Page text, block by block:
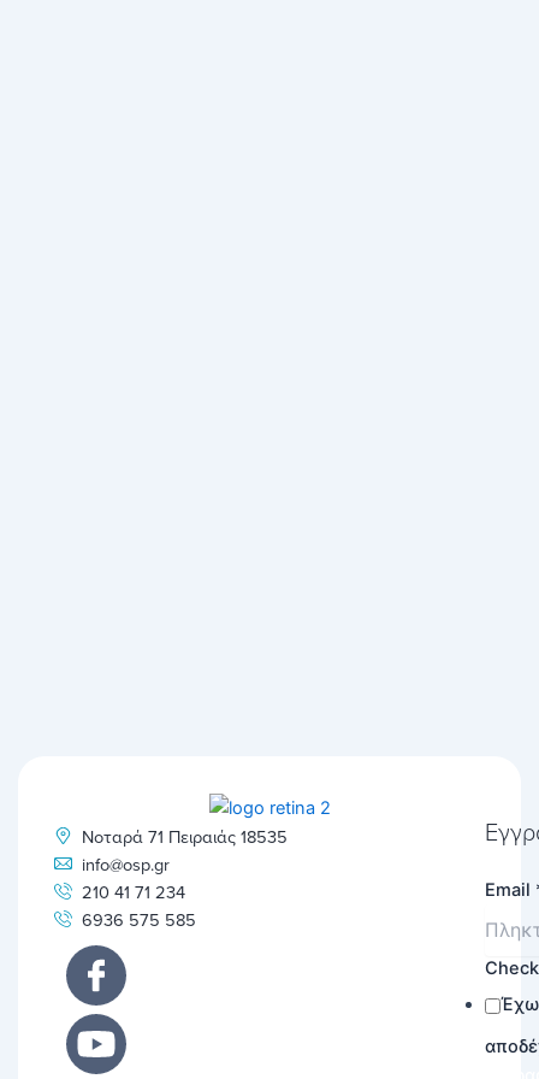
Νοταρά 71 Πειραιάς 18535
info@osp.gr
210 41 71 234
6936 575 585
Email
Έχω